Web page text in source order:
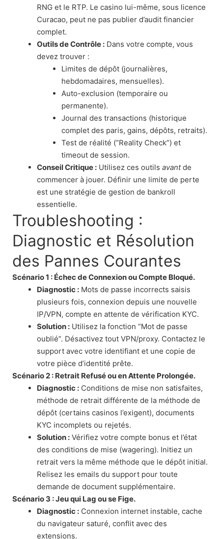
RNG et le RTP. Le casino lui-même, sous licence
Curacao, peut ne pas publier d’audit financier
complet.
Outils de Contrôle : Dans votre compte, vous
devez trouver :
Limites de dépôt (journalières,
hebdomadaires, mensuelles).
Auto-exclusion (temporaire ou
permanente).
Journal des transactions (historique
complet des paris, gains, dépôts, retraits).
Test de réalité (“Reality Check”) et
timeout de session.
Conseil Critique : Utilisez ces outils avantde
commencer à jouer. Définir une limite de perte
est une stratégie de gestion de bankroll
essentielle.
Troubleshooting :
Diagnostic et Résolution
des Pannes Courantes
Scénario 1 : Échec de Connexion ou Compte Bloqué.
Diagnostic : Mots de passe incorrects saisis
plusieurs fois, connexion depuis une nouvelle
IP/VPN, compte en attente de vérification KYC.
Solution : Utilisez la fonction “Mot de passe
oublié”. Désactivez tout VPN/proxy. Contactez le
support avec votre identifiant et une copie de
votre pièce d’identité prête.
Scénario 2 : Retrait Refusé ou en Attente Prolongée.
Diagnostic : Conditions de mise non satisfaites,
méthode de retrait différente de la méthode de
dépôt (certains casinos l’exigent), documents
KYC incomplets ou rejetés.
Solution : Vérifiez votre compte bonus et l’état
des conditions de mise (wagering). Initiez un
retrait vers la même méthode que le dépôt initial.
Relisez les emails du support pour toute
demande de document supplémentaire.
Scénario 3 : Jeu qui Lag ou se Fige.
Diagnostic : Connexion internet instable, cache
du navigateur saturé, conflit avec des
extensions.